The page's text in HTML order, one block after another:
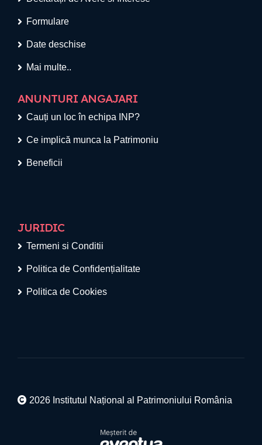
Formulare
Date deschise
Mai multe..
ANUNTURI ANGAJARI
Cauți un loc în echipa INP?
Ce implică munca la Patrimoniu
Beneficii
JURIDIC
Termeni si Conditii
Politica de Confidențialitate
Politica de Cookies
2026 Institutul Național al Patrimoniului România